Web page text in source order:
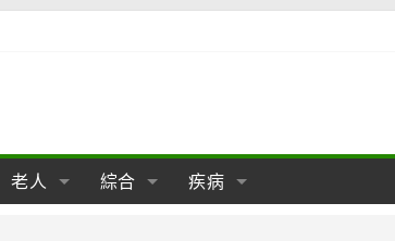
老人
綜合
疾病